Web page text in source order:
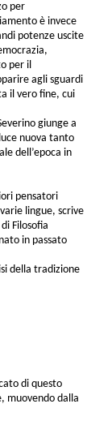
per
è invece
potenze uscite
per il
agli sguardi
il vero fine, cui
giunge a
nuova tanto
dell’epoca in
pensatori
lingue, scrive
Filosofia
in passato
della tradizione
di questo
muovendo dalla